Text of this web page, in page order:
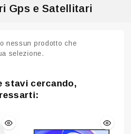
Gps e Satellitari
nessun prodotto che
selezione.
stavi cercando,